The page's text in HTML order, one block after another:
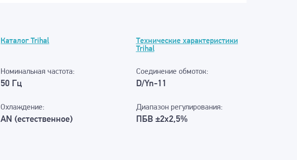
Каталог Trihal
Технические характеристики
Trihal
Номинальная частота:
50 Гц
Соединение обмоток:
D/Yn-11
Охлаждение:
AN (естественное)
Диапазон регулирования:
ПБВ ±2х2,5%